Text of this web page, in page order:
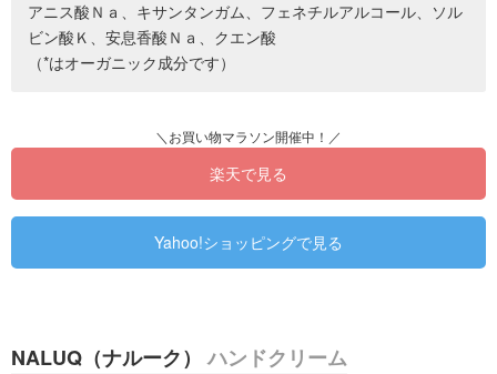
アニス酸Ｎａ、キサンタンガム、フェネチルアルコール、ソル
ビン酸Ｋ、安息香酸Ｎａ、クエン酸
（*はオーガニック成分です）
楽天で見る
Yahoo!ショッピングで見る
NALUQ（ナルーク）ハンドクリーム